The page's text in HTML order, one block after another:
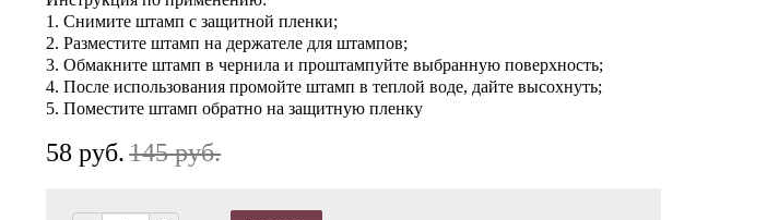
1. Снимите штамп с защитной пленки;
2. Разместите штамп на держателе для штампов;
3. Обмакните штамп в чернила и проштампуйте выбранную поверхность;
4. После использования промойте штамп в теплой воде, дайте высохнуть;
5. Поместите штамп обратно на защитную пленку
58 руб. 145 руб.